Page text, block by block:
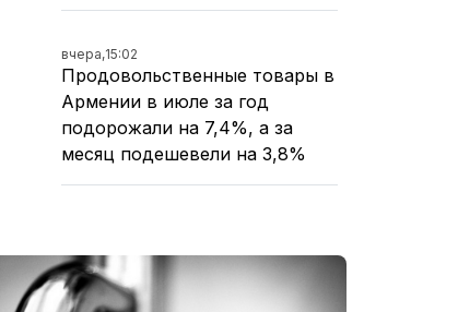
вчера,15:02
Продовольственные товары в
Армении в июле за год
подорожали на 7,4%, а за
месяц подешевели на 3,8%